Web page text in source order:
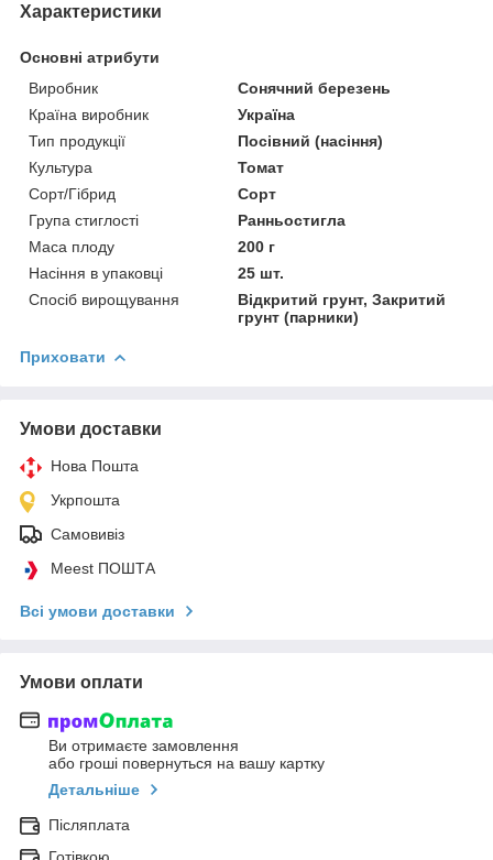
Характеристики
Основні атрибути
Виробник
Сонячний березень
Країна виробник
Україна
Тип продукції
Посівний (насіння)
Культура
Томат
Сорт/Гібрид
Сорт
Група стиглості
Ранньостигла
Маса плоду
200 г
Насіння в упаковці
25 шт.
Спосіб вирощування
Відкритий грунт, Закритий
грунт (парники)
Приховати
Умови доставки
Нова Пошта
Укрпошта
Самовивіз
Meest ПОШТА
Всі умови доставки
Умови оплати
Ви отримаєте замовлення
або гроші повернуться на вашу картку
Детальніше
Післяплата